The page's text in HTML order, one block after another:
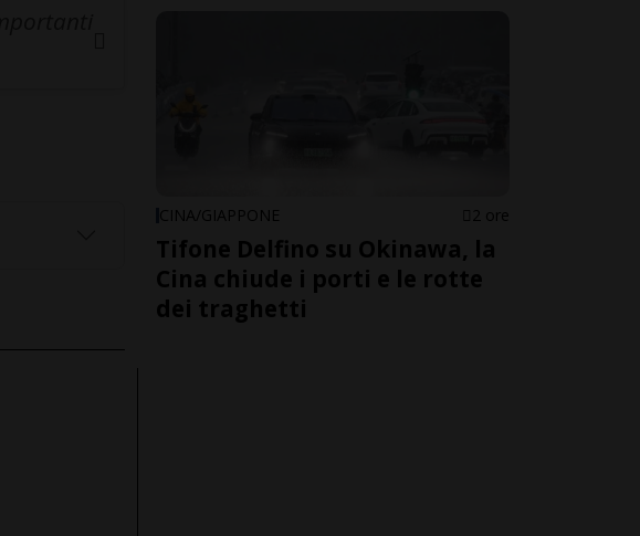
CINA/GIAPPONE 2 ore
Tifone Delfino su Okinawa, la
Cina chiude i porti e le rotte
dei traghetti